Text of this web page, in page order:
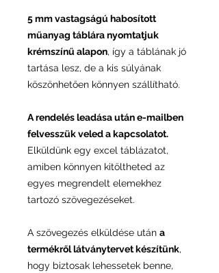
5 mm vastagságú habosított
műanyag táblára nyomtatjuk
krémszínű alapon, így a táblának jó
tartása lesz, de a kis súlyának
köszönhetően könnyen szállítható.
A rendelés leadása után e-mailben
felvesszük veled a kapcsolatot.
Elküldünk egy excel táblázatot,
amiben könnyen kitöltheted az
egyes megrendelt elemekhez
tartozó szövegezéseket.
A szövegezés elküldése után a
termékről látványtervet készítünk,
hogy biztosak lehessetek benne,